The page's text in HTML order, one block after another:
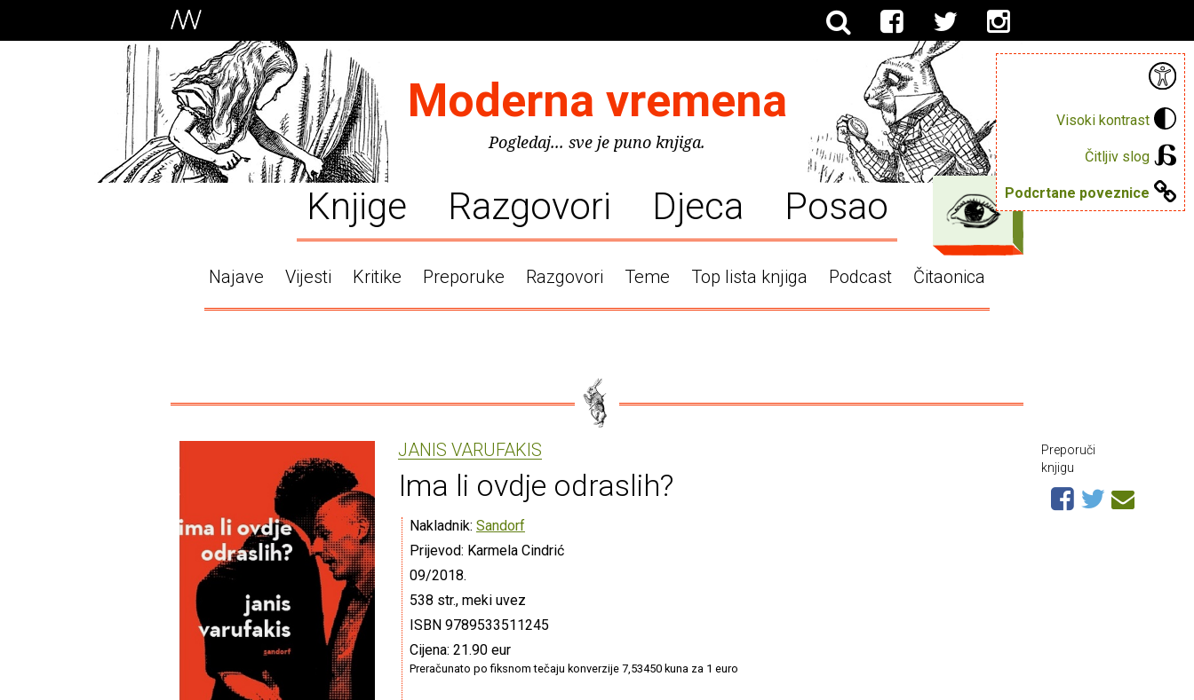
Visoki kontrast
Čitljiv slog
Podcrtane poveznice
Moderna vremena
Pogledaj... sve je puno knjiga.
Knjige Razgovori Djeca Posao
Najave Vijesti Kritike Preporuke Razgovori Teme Top lista knjiga Podcast Čitaonica
JANIS VARUFAKIS
Ima li ovdje odraslih?
Nakladnik: Sandorf
Prijevod: Karmela Cindrić
09/2018.
538 str., meki uvez
ISBN 9789533511245
Cijena: 21.90 eur
Preračunato po fiksnom tečaju konverzije 7,53450 kuna za 1 euro
Preporuči
knjigu